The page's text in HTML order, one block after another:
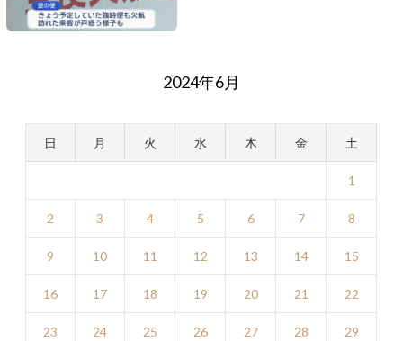
2024年6月
日 月 火 水 木 金 土
1
2 3 4 5 6 7 8
9 10 11 12 13 14 15
16 17 18 19 20 21 22
23 24 25 26 27 28 29